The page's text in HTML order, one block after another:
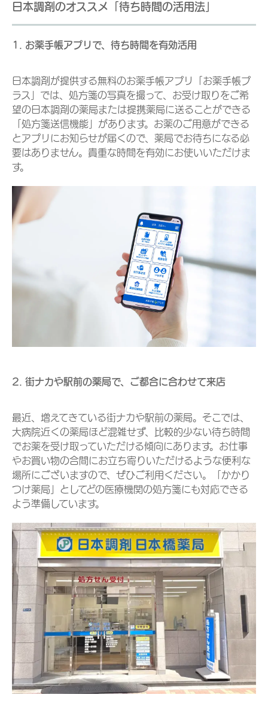
日本調剤のオススメ「待ち時間の活用法」
1. お薬手帳アプリで、待ち時間を有効活用
日本調剤が提供する無料のお薬手帳アプリ「お薬手帳プ
ラス」では、処方箋の写真を撮って、お受け取りをご希
望の日本調剤の薬局または提携薬局に送ることができる
「処方箋送信機能」があります。お薬のご用意ができる
とアプリにお知らせが届くので、薬局でお待ちになる必
要はありません。貴重な時間を有効にお使いいただけま
す。
2. 街ナカや駅前の薬局で、ご都合に合わせて来店
最近、増えてきている街ナカや駅前の薬局。そこでは、
大病院近くの薬局ほど混雑せず、比較的少ない待ち時間
でお薬を受け取っていただける傾向にあります。お仕事
やお買い物の合間にお立ち寄りいただけるような便利な
場所にございますので、ぜひご利用ください。「かかり
つけ薬局」としてどの医療機関の処方箋にも対応できる
よう準備しています。